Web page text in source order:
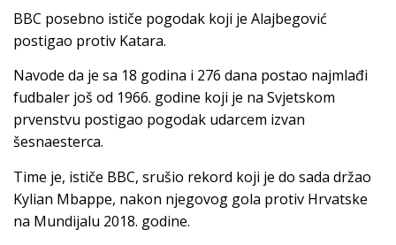
BBC posebno ističe pogodak koji je Alajbegović
postigao protiv Katara.
Navode da je sa 18 godina i 276 dana postao najmlađi
fudbaler još od 1966. godine koji je na Svjetskom
prvenstvu postigao pogodak udarcem izvan
šesnaesterca.
Time je, ističe BBC, srušio rekord koji je do sada držao
Kylian Mbappe, nakon njegovog gola protiv Hrvatske
na Mundijalu 2018. godine.